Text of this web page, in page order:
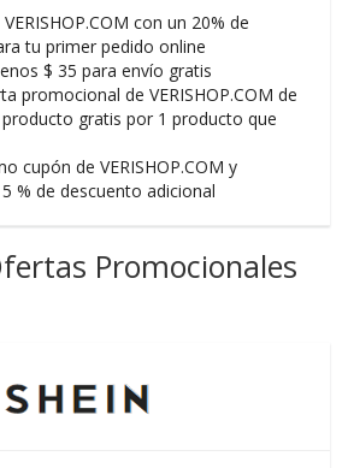
con un 20% de
tu primer pedido online
$ 35 para envío gratis
promocional de VERISHOP.COM de
gratis por 1 producto que
cupón de VERISHOP.COM y
% de descuento adicional
Promocionales